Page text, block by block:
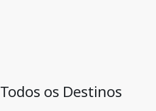
Todos os Destinos